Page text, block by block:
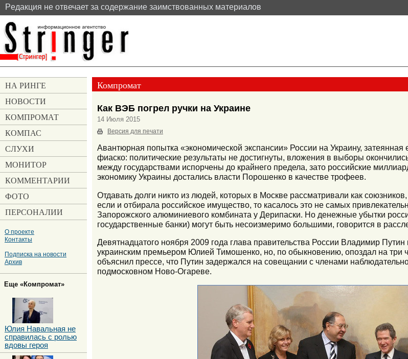
Pедакция не отвечает за содержание заимствованных материалов
Компромат
Как ВЭБ погрел ручки на Украине
14 Июля 2015
Версия для печати
Авантюрная попытка «экономической экспансии» России на Украину,
фиаско: политические результаты не достигнуты, вложения в выборы
между государствами испорчены до крайнего предела, зато российские
экономику Украины достались власти Порошенко в качестве трофеев.
Отдавать долги никто из людей, которых в Москве рассматривали как
если и отбирала российское имущество, то касалось это не самых
Запорожского алюминиевого комбината у Дерипаски. Но денежные убытки
государственные банки) могут быть несоизмеримо большими, говорится в
Девятнадцатого ноября 2009 года глава правительства России Владимир
украинским премьером Юлией Тимошенко, но, по обыкновению, опоздал на три
объяснил прессе, что Путин задержался на совещании с членами
подмосковном Ново-Огареве.
НА РИНГЕ
НОВОСТИ
КОМПРОМАТ
КОМПАС
СЛУХИ
МОНИТОР
КОММЕНТАРИИ
ФОТО
ПЕРСОНАЛИИ
О проекте
Контакты
Подписка на новости
Архив
Еще «Компромат»
Юлия Навальная не
справилась с ролью
вдовы героя